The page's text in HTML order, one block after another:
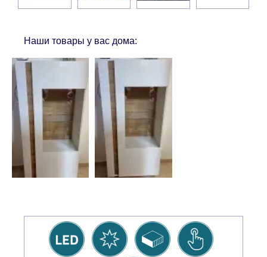
Наши товары у вас дома: